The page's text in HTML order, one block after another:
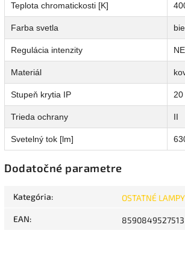
Teplota chromatickosti [K]
Farba svetla
Regulácia intenzity NE
Materiál
Stupeň krytia IP 20
Trieda ochrany II
Svetelný tok [lm]
Dodatočné parametre
Kategória: OSTATNÉ LAMPY
EAN: 8590849527513